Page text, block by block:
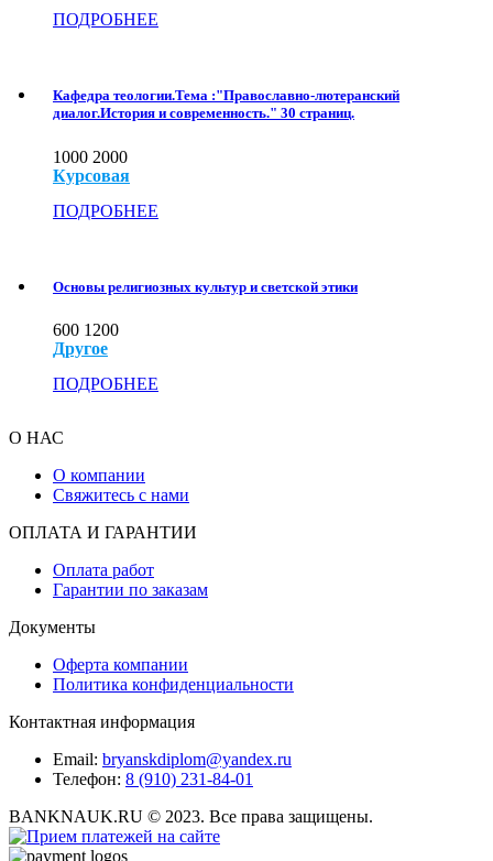
ПОДРОБНЕЕ
Кафедра теологии.Тема :"Православно-лютеранский
диалог.История и современность." 30 страниц.
1000 2000
Курсовая
ПОДРОБНЕЕ
Основы религиозных культур и светской этики
600 1200
Другое
ПОДРОБНЕЕ
О НАС
О компании
Свяжитесь с нами
ОПЛАТА И ГАРАНТИИ
Оплата работ
Гарантии по заказам
Документы
Оферта компании
Политика конфиденциальности
Контактная информация
Email: bryanskdiplom@yandex.ru
Телефон: 8 (910) 231-84-01
BANKNAUK.RU © 2023. Все права защищены.